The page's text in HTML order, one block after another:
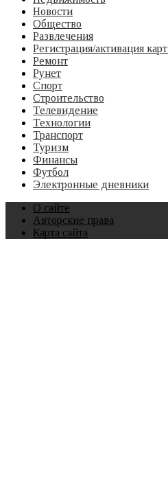
Новости
Общество
Развлечения
Регистрация/активация
Ремонт
Рунет
Спорт
Строительство
Телевидение
Технологии
Транспорт
Туризм
Финансы
Футбол
Электронные дневники
О сайте
Авторские права
Карта сайта